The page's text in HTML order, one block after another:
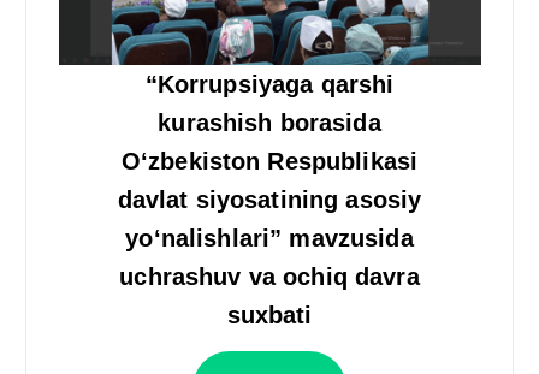
“Korrupsiyaga qarshi
kurashish borasida
O‘zbekiston Respublikasi
davlat siyosatining asosiy
yo‘nalishlari” mavzusida
uchrashuv va ochiq davra
suxbati